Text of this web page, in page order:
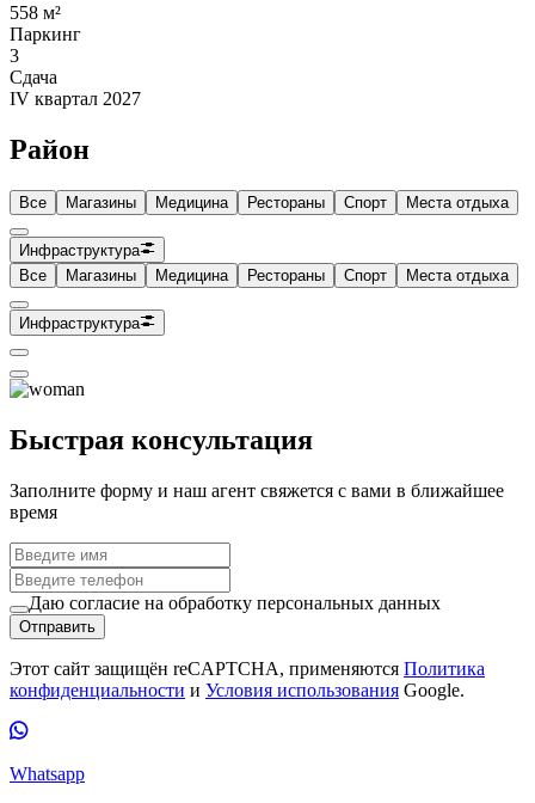
558 м²
Паркинг
3
Сдача
IV квартал 2027
Район
Все Магазины Медицина Рестораны Спорт Места отдыха
Инфраструктура
Все
Магазины Медицина Рестораны Спорт Места отдыха
Инфраструктура
Быстрая консультация
Заполните форму и наш агент свяжется с вами в ближайшее
время
Даю согласие на обработку персональных данных
Отправить
Этот сайт защищён reCAPTCHA, применяются Политика
конфиденциальности и Условия использования Google.
Whatsapp